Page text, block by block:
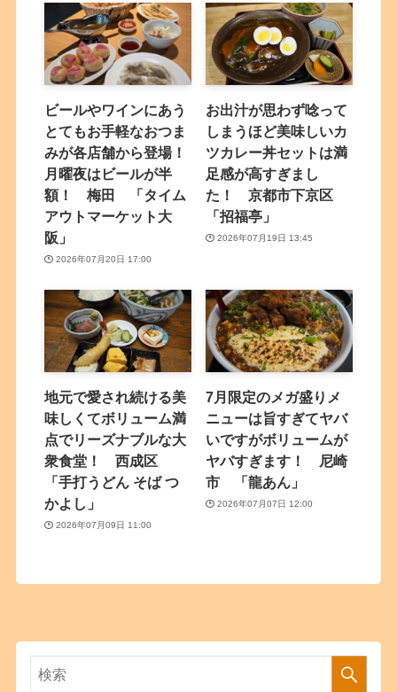
ビールやワインにあう
とてもお手軽なおつま
みが各店舗から登場！
月曜夜はビールが半
額！ 梅田 「タイム
アウトマーケット大
阪」
2026年07月20日 17:00
お出汁が思わず唸って
しまうほど美味しいカ
ツカレー丼セットは満
足感が高すぎまし
た！ 京都市下京区
「招福亭」
2026年07月19日 13:45
地元で愛され続ける美
味しくてボリューム満
点でリーズナブルな大
衆食堂！ 西成区
「手打うどん そば つ
かよし」
2026年07月09日 11:00
7月限定のメガ盛りメ
ニューは旨すぎてヤバ
いですがボリュームが
ヤバすぎます！ 尼崎
市 「龍あん」
2026年07月07日 12:00